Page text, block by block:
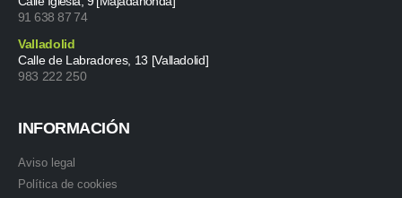
91 638 87 74
Valladolid
Calle de Labradores, 13 [Valladolid]
983 222 250
INFORMACIÓN
Aviso legal
Política de cookies